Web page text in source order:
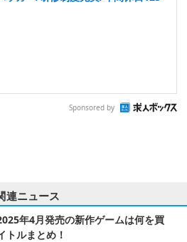
Sponsored by
連ニュース
年4月発売の新作ゲームは何を買
ルまとめ！